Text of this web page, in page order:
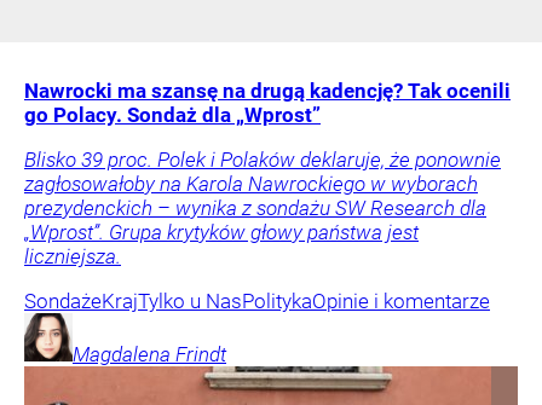
Nawrocki ma szansę na drugą kadencję? Tak ocenili
go Polacy. Sondaż dla „Wprost”
Blisko 39 proc. Polek i Polaków deklaruje, że ponownie
zagłosowałoby na Karola Nawrockiego w wyborach
prezydenckich – wynika z sondażu SW Research dla
„Wprost”. Grupa krytyków głowy państwa jest
liczniejsza.
SondażeKrajTylko u NasPolitykaOpinie i komentarze
Magdalena Frindt